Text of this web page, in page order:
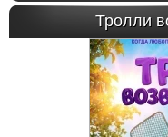
Тролли